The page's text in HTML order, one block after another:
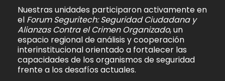
Nuestras unidades participaron activamente en
el Forum Seguritech: Seguridad Ciudadana y
Alianzas Contra el Crimen Organizado, un
espacio regional de análisis y cooperación
interinstitucional orientado a fortalecer las
capacidades de los organismos de seguridad
frente a los desafíos actuales.